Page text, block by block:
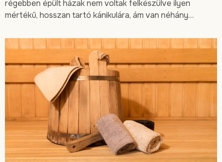
régebben épült házak nem voltak felkészülve ilyen
mértékű, hosszan tartó kánikulára, ám van néhány…